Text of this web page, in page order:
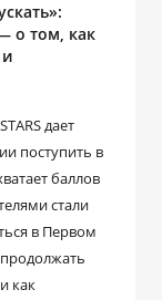
о том, как
дает
поступить в
баллов
стали
в Первом
продолжать
как